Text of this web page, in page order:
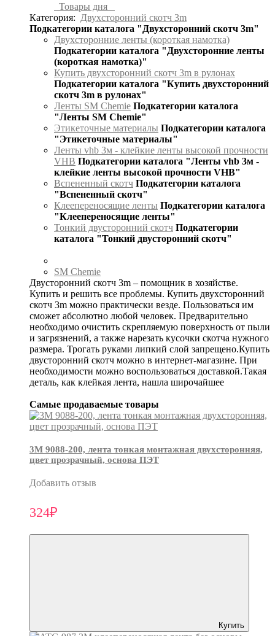
Товары дня
Категория:
Двухсторонний скотч 3m
Подкатегории каталога "Двухсторонний скотч 3m"
Двухсторонние ленты (короткая намотка)
Подкатегории каталога "Двухсторонние ленты
(короткая намотка)"
Купить двухсторонний скотч 3m в рулонах
Подкатегории каталога "Купить двухсторонний
скотч 3m в рулонах"
Ленты SM Chemie Подкатегории каталога
"Ленты SM Chemie"
Этикеточные материалы Подкатегории каталога
"Этикеточные материалы"
Ленты vhb 3м - клейкие ленты высокой прочности
VHB Подкатегории каталога "Ленты vhb 3м -
клейкие ленты высокой прочности VHB"
Вспененный скотч Подкатегории каталога
"Вспененный скотч"
Клеепереносящие ленты Подкатегории каталога
"Клеепереносящие ленты"
Тонкий двусторонний скотч Подкатегории
каталога "Тонкий двусторонний скотч"
SM Chemie
Двусторонний скотч 3m – помощник в хозяйстве.
Купить и решить все проблемы. Купить двухсторонний
скотч 3m можно практически везде. Пользоваться им
сможет абсолютно любой человек. Предварительно
необходимо очистить скрепляемую поверхность от пыли
и загрязнений, а также нарезать кусочки скотча нужного
размера. Трогать руками липкий слой запрещено.Купить
двусторонний скотч можно в интернет-магазине. При
необходимости можно воспользоваться доставкой.Такая
деталь, как клейкая лента, нашла широчайшее
Самые продаваемые товары
3М 9088-200, лента тонкая монтажная двухсторонняя,
цвет прозрачный, основа ПЭТ
Добавить отзыв
324₽
Купить